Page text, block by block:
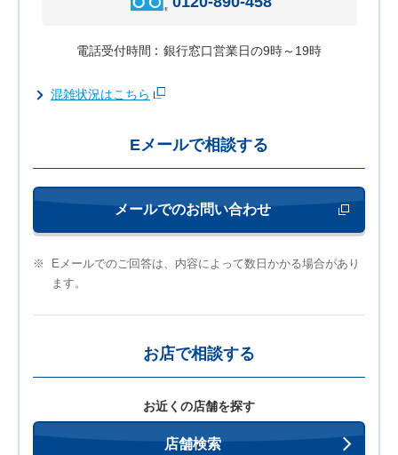
電話受付時間 銀行窓口営業日の9時～19時
混雑状況はこちら
Eメールで相談する
メールでのお問い合わせ 新しいウィン
※
Eメールでのご回答は、内容によって数日かかる場合があり
ます。
お店で相談する
お近くの店舗を探す
店舗検索